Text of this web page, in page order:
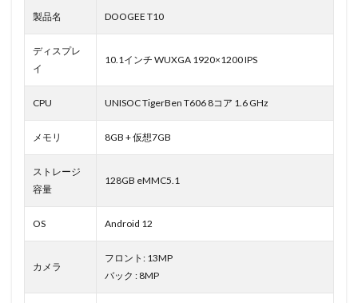
製品名 DOOGEE T10
ディスプレ
イ
10.1インチ WUXGA 1920×1200 IPS
CPU UNISOC TigerBen T606 8コア 1.6 GHz
メモリ 8GB + 仮想7GB
ストレージ
容量
128GB eMMC5.1
OS Android 12
カメラ
フロント: 13MP
バック : 8MP